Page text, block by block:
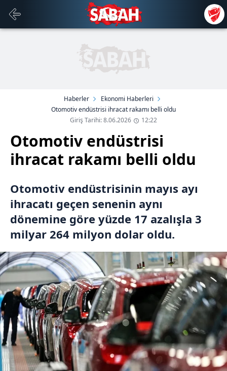
Haberler
Ekonomi Haberleri
Otomotiv endüstrisi ihracat rakamı belli oldu
Giriş Tarihi: 8.06.2026
12:22
Otomotiv endüstrisi
ihracat rakamı belli oldu
Otomotiv endüstrisinin mayıs ayı
ihracatı geçen senenin aynı
dönemine göre yüzde 17 azalışla 3
milyar 264 milyon dolar oldu.